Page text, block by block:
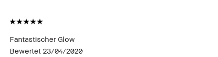
Fantastischer Glow
Bewertet 23/04/2020